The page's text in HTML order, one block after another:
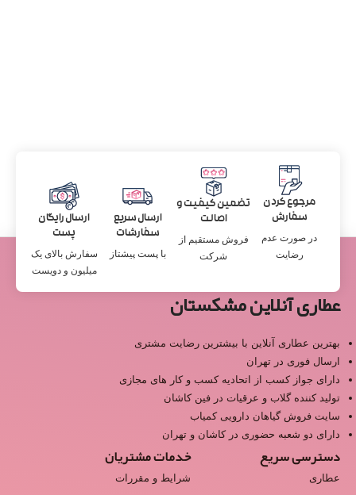
مرجوع کردن
سفارش
در صورت عدم
رضایت
تضمین کیفیت و
اصالت
فروش مستقیم از
شرکت
ارسال سریع
سفارشات
با پست پیشتاز
ارسال رایگان
پست
سفارش بالای یک
میلیون و دویست
عطاری آنلاین مشکستان
بهترین عطاری آنلاین با بیشترین رضایت مشتری
ارسال فوری در تهران
دارای جواز کسب از اتحادیه کسب و کار های مجازی
تولید کننده گلاب و عرقیات در فین کاشان
سایت فروش گیاهان دارویی کمیاب
دارای دو شعبه حضوری در کاشان و تهران
دسترسی سریع
عطاری
خدمات مشتریان
شرایط و مقررات